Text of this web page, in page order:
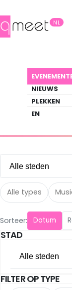
NL
NIEUWS
PLEKKEN
EN
Ontdek wat
scene
EVENEMENTEN
Alle steden
Alle steden
Amsterdam
Utrecht
The Hague
Rotterdam
Alle types
Sorteer: Datum
STAD
Alle steden
Alle steden
FILTER OP TYPE